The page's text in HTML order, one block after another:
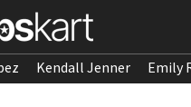
Kendall Jenner Emily